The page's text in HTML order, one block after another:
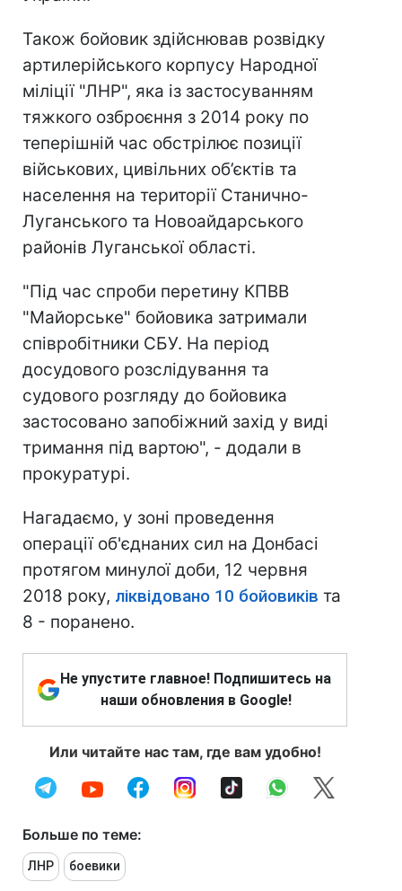
Також бойовик здійснював розвідку
артилерійського корпусу Народної
міліції "ЛНР", яка із застосуванням
тяжкого озброєння з 2014 року по
теперішній час обстрілює позиції
військових, цивільних об’єктів та
населення на території Станично-
Луганського та Новоайдарського
районів Луганської області.
"Під час спроби перетину КПВВ
"Майорське" бойовика затримали
співробітники СБУ. На період
досудового розслідування та
судового розгляду до бойовика
застосовано запобіжний захід у виді
тримання під вартою", - додали в
прокуратурі.
Нагадаємо, у зоні проведення
операції об'єднаних сил на Донбасі
протягом минулої доби, 12 червня
2018 року, ліквідовано 10 бойовиків та
8 - поранено.
Не упустите главное! Подпишитесь на
наши обновления в Google!
Или читайте нас там, где вам удобно!
Больше по теме:
ЛНР боевики